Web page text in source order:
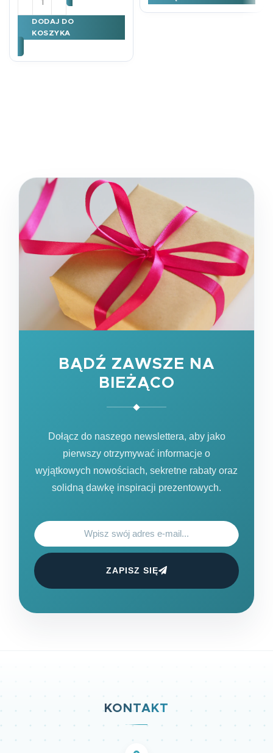
DODAJ DO
KOSZYKA
BĄDŹ ZAWSZE NA
BIEŻĄCO
Dołącz do naszego newslettera, aby jako
pierwszy otrzymywać informacje o
wyjątkowych nowościach, sekretne rabaty oraz
solidną dawkę inspiracji prezentowych.
ZAPISZ SIĘ
KONTAKT